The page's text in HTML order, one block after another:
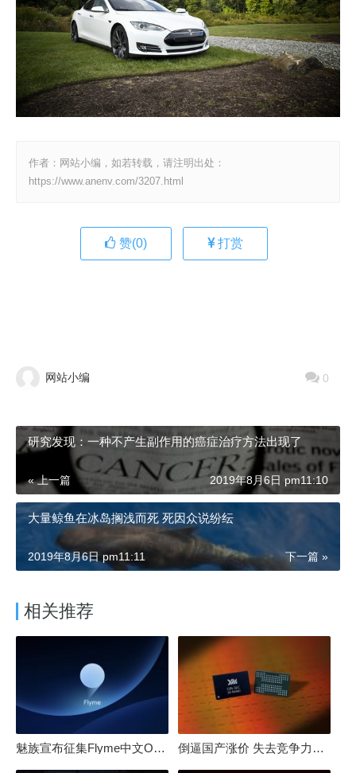
作者：网站小编，如若转载，请注明出处：
https://www.anenv.com/3207.html
赞(0) 打赏
网站小编 0
研究发现：一种不产生副作用的癌症治疗方法出现了
« 上一篇 2019年8月6日 pm11:10
大量鲸鱼在冰岛搁浅而死 死因众说纷纭
下一篇 »
2019年8月6日 pm11:11
相关推荐
魅族宣布征集Flyme中文OS名：要像鸿蒙、澎湃一样响亮 倒逼国产涨价 失去竞争力！三星要减产50%：SSD必须涨价